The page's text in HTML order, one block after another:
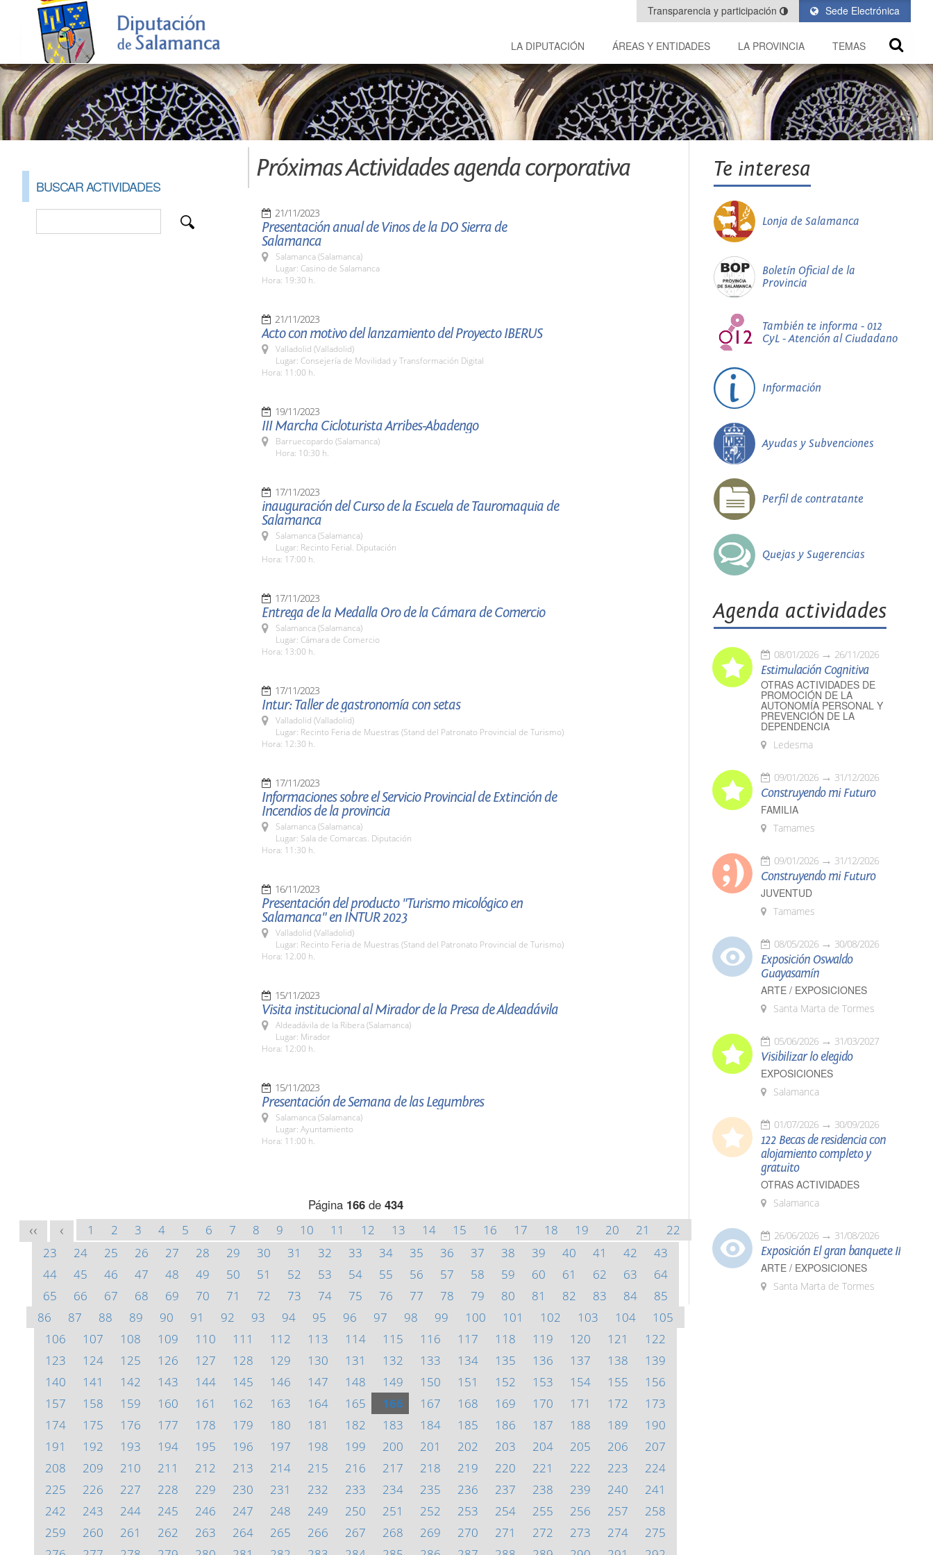
Sede Electrónica
Transparencia y participación
LA DIPUTACIÓN ÁREAS Y ENTIDADES LA PROVINCIA TEMAS
BUSCAR ACTIVIDADES
Próximas Actividades agenda corporativa
21/11/2023
Presentación anual de Vinos de la DO Sierra de
Salamanca
Salamanca (Salamanca)
Lugar: Casino de Salamanca
Hora: 19:30 h.
21/11/2023
Acto con motivo del lanzamiento del Proyecto IBERUS
Valladolid (Valladolid)
Lugar: Consejería de Movilidad y Transformación Digital
Hora: 11:00 h.
19/11/2023
III Marcha Cicloturista Arribes-Abadengo
Barruecopardo (Salamanca)
Hora: 10:30 h.
17/11/2023
inauguración del Curso de la Escuela de Tauromaquia de
Salamanca
Salamanca (Salamanca)
Lugar: Recinto Ferial. Diputación
Hora: 17:00 h.
17/11/2023
Entrega de la Medalla Oro de la Cámara de Comercio
Salamanca (Salamanca)
Lugar: Cámara de Comercio
Hora: 13:00 h.
17/11/2023
Intur: Taller de gastronomía con setas
Valladolid (Valladolid)
Lugar: Recinto Feria de Muestras (Stand del Patronato Provincial de Turismo)
Hora: 12:30 h.
17/11/2023
Informaciones sobre el Servicio Provincial de Extinción de
Incendios de la provincia
Salamanca (Salamanca)
Lugar: Sala de Comarcas. Diputación
Hora: 11:30 h.
16/11/2023
Presentación del producto "Turismo micológico en
Salamanca" en INTUR 2023
Valladolid (Valladolid)
Lugar: Recinto Feria de Muestras (Stand del Patronato Provincial de Turismo)
Hora: 12.00 h.
15/11/2023
Visita institucional al Mirador de la Presa de Aldeadávila
Aldeadávila de la Ribera (Salamanca)
Lugar: Mirador
Hora: 12:00 h.
15/11/2023
Presentación de Semana de las Legumbres
Salamanca (Salamanca)
Lugar: Ayuntamiento
Hora: 11:00 h.
Página 166de 434
<< < 1 2 3 4 5 6 7 8 9 10 11 12 13 14 15 16 17 18 19 20 21
22
23
24 25 26 27 28 29 30 31 32 33 34 35 36 37 38 39 40 41 42
43
44
45 46 47 48 49 50 51 52 53 54 55 56 57 58 59 60 61 62 63
64
65
66 67 68 69 70 71 72 73 74 75 76 77 78 79 80 81 82 83 84
85
86
87 88 89 90 91 92 93 94 95 96 97 98 99 100 101 102 103 104
105
106
107 108 109 110 111 112 113 114 115 116 117 118 119 120 121
122
123
124 125 126 127 128 129 130 131 132 133 134 135 136 137 138
139
140
141 142 143 144 145 146 147 148 149 150 151 152 153 154 155
156
157
158 159 160 161 162 163 164 165 166 167 168 169 170 171 172
173
174
175 176 177 178 179 180 181 182 183 184 185 186 187 188 189
190
191
192 193 194 195 196 197 198 199 200 201 202 203 204 205 206
207
208
209 210 211 212 213 214 215 216 217 218 219 220 221 222 223
224
225
226 227 228 229 230 231 232 233 234 235 236 237 238 239 240
241
242
243 244 245 246 247 248 249 250 251 252 253 254 255 256 257
258
259
260 261 262 263 264 265 266 267 268 269 270 271 272 273 274
275
Te interesa
Lonja de Salamanca
Boletín Oficial de la
Provincia
También te informa - 012
CyL - Atención al Ciudadano
Información
Ayudas y Subvenciones
Perfil de contratante
Quejas y Sugerencias
Agenda actividades
08/01/2026 26/11/2026
Estimulación Cognitiva
OTRAS ACTIVIDADES DE
PROMOCIÓN DE LA
AUTONOMÍA PERSONAL Y
PREVENCIÓN DE LA
DEPENDENCIA
Ledesma
09/01/2026 31/12/2026
Construyendo mi Futuro
FAMILIA
Tamames
09/01/2026 31/12/2026
Construyendo mi Futuro
JUVENTUD
Tamames
08/05/2026 30/08/2026
Exposición Oswaldo
Guayasamín
ARTE / EXPOSICIONES
Santa Marta de Tormes
05/06/2026 31/03/2027
Visibilizar lo elegido
EXPOSICIONES
Salamanca
01/07/2026 30/09/2026
122 Becas de residencia con
alojamiento completo y
gratuito
OTRAS ACTIVIDADES
Salamanca
26/06/2026 31/08/2026
Exposición El gran banquete II
ARTE / EXPOSICIONES
Santa Marta de Tormes